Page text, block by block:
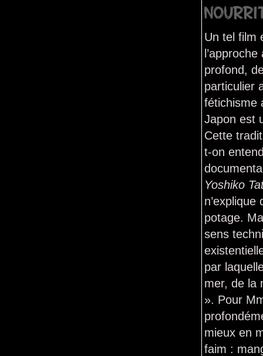
Un tel film
profond,
particulier
fétichisme
Japon est
Cette
t-on
Yoshiko
potage.
sens
par
mer, de la
». Pour
mieux en
faim :